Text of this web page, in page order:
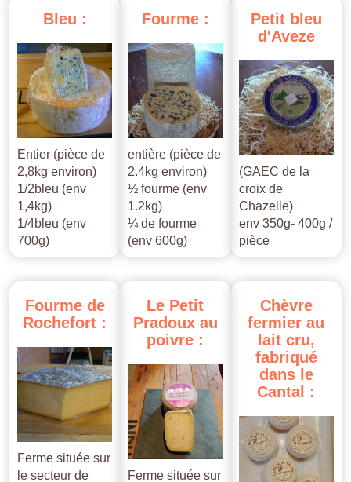
Bleu :
Entier (pièce de
2,8kg environ)
1/2bleu (env
1,4kg)
1/4bleu (env
700g)
Fourme :
entière (pièce de
2.4kg environ)
½ fourme (env
1.2kg)
¼ de fourme
(env 600g)
Petit bleu
d'Aveze
(GAEC de la
croix de
Chazelle)
env 350g- 400g /
pièce
Fourme de
Rochefort :
Ferme située sur
le secteur de
Le Petit
Pradoux au
poivre :
Ferme située sur
Chèvre
fermier au
lait cru,
fabriqué
dans le
Cantal :